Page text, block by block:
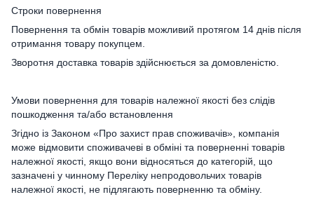
Строки повернення
Повернення та обмін товарів можливий протягом 14 днів після
отримання товару покупцем.
Зворотня доставка товарів здійснюється за домовленістю.
Умови повернення для товарів належної якості без слідів
пошкодження та/або встановлення
Згідно із Законом «Про захист прав споживачів», компанія
може відмовити споживачеві в обміні та поверненні товарів
належної якості, якщо вони відносяться до категорій, що
зазначені у чинному Переліку непродовольчих товарів
належної якості, не підлягають поверненню та обміну.